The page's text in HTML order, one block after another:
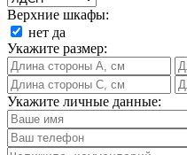
Верхние шкафы:
нет да
Укажите размер:
Укажите личные данные: